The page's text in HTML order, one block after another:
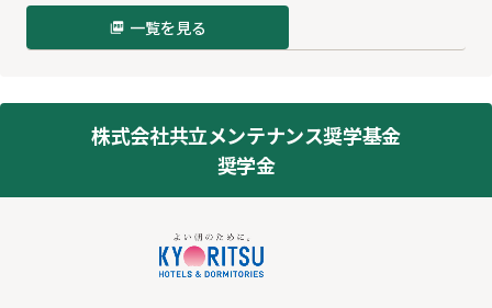
一覧を見る
株式会社共立メンテナンス奨学基金
奨学金